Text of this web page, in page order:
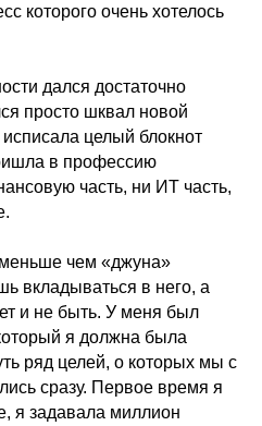
которого очень хотелось
дался достаточно
просто шквал новой
целый блокнот
в профессию
часть, ни ИТ часть,
чем «джуна»
вкладываться в него, а
и не быть. У меня был
я должна была
ряд целей, о которых мы с
сразу. Первое время я
я задавала миллион